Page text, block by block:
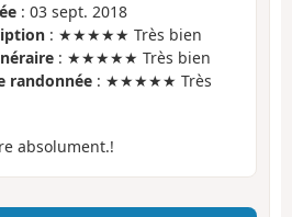
: 03 sept. 2018
: ★★★★★ Très bien
: ★★★★★ Très bien
randonnée : ★★★★★ Très
absolument.!